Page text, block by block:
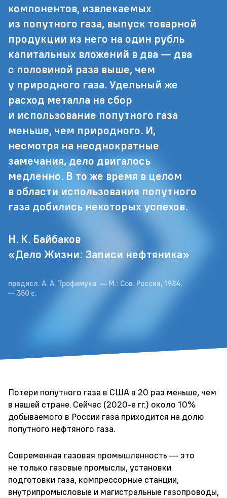
компонентов, извлекаемых
из попутного газа, выпуск товарной
продукции из него на один рубль
капитальных вложений в два — два
с половиной раза выше, чем
у природного газа. Удельный же
расход металла на сбор
и использование попутного газа
меньше, чем природного. И,
несмотря на неоднократные
замечания, дело двигалось
медленно. В то же время в целом
в области использования попутного
газа добились некоторых успехов.
Н. К. Байбаков
«Дело Жизни: Записи нефтяника»
предисл. А. А. Трофимука. — М.: Сов. Россия, 1984.
— 350 с.
Потери попутного газа в США в 20 раз меньше, чем
в нашей стране. Сейчас (2020-е гг.) около 10%
добываемого в России газа приходится на долю
попутного нефтяного газа.
Современная газовая промышленность — это
не только газовые промыслы, установки
подготовки газа, компрессорные станции,
внутрипромысловые и магистральные газопроводы,